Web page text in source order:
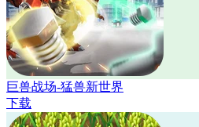
巨兽战场-猛兽新世界
下载